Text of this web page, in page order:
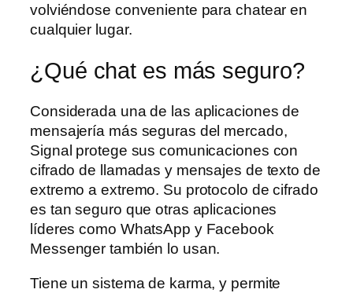
volviéndose conveniente para chatear en
cualquier lugar.
¿Qué chat es más seguro?
Considerada una de las aplicaciones de
mensajería más seguras del mercado,
Signal protege sus comunicaciones con
cifrado de llamadas y mensajes de texto de
extremo a extremo. Su protocolo de cifrado
es tan seguro que otras aplicaciones
líderes como WhatsApp y Facebook
Messenger también lo usan.
Tiene un sistema de karma, y permite